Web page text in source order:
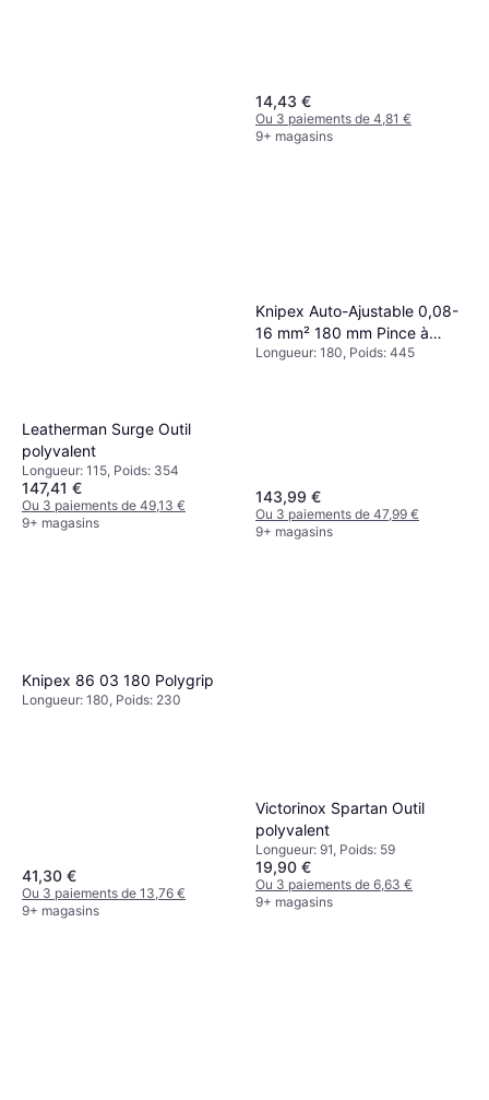
14,43 €
Ou 3 paiements de 4,81 €
9+ magasins
Leatherman Surge Outil
polyvalent
Longueur: 115, Poids: 354
147,41 €
Ou 3 paiements de 49,13 €
9+ magasins
Knipex Auto-Ajustable 0,08-
16 mm² 180 mm Pince à
sertir
Longueur: 180, Poids: 445
143,99 €
Ou 3 paiements de 47,99 €
9+ magasins
Knipex 86 03 180 Polygrip
Longueur: 180, Poids: 230
41,30 €
Ou 3 paiements de 13,76 €
9+ magasins
Victorinox Spartan Outil
polyvalent
Longueur: 91, Poids: 59
19,90 €
Ou 3 paiements de 6,63 €
9+ magasins